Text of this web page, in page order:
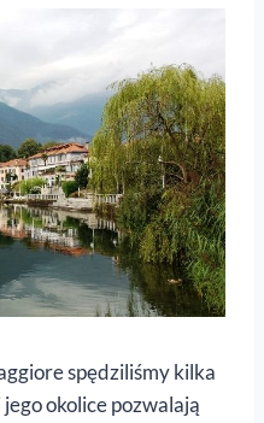
spędziliśmy kilka
okolice pozwalają